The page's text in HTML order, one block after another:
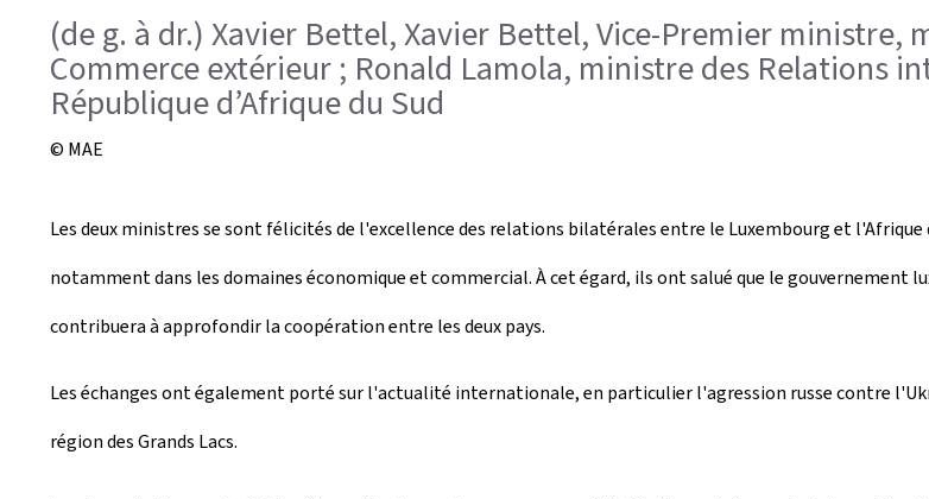
(de g. à dr.) Xavier Bettel, Xavier Bettel, Vice-Premier ministre,
Commerce extérieur ; Ronald Lamola, ministre des Relations
République d’Afrique du Sud
© MAE
Les deux ministres se sont félicités de l'excellence des relations bilatérales entre le Luxembourg et
notamment dans les domaines économique et commercial. À cet égard, ils ont salué que le gouvernement
contribuera à approfondir la coopération entre les deux pays.
Les échanges ont également porté sur l'actualité internationale, en particulier l'agression russe contre
région des Grands Lacs.